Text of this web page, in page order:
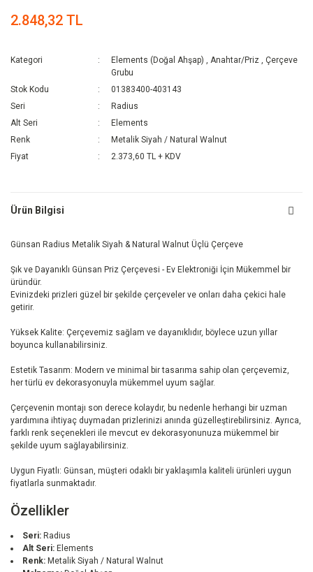
2.848,32 TL
Kategori Elements (Doğal Ahşap) ,Anahtar/Priz ,Çerçeve
Grubu
Stok Kodu
01383400-403143
Seri
Radius
Alt Seri
Elements
Renk
Metalik Siyah / Natural Walnut
Fiyat
2.373,60 TL + KDV
Ürün Bilgisi
Günsan Radius Metalik Siyah & Natural Walnut Üçlü Çerçeve
Şık ve Dayanıklı Günsan Priz Çerçevesi - Ev Elektroniği İçin Mükemmel bir
üründür.
Evinizdeki prizleri güzel bir şekilde çerçeveler ve onları daha çekici hale
getirir.
Yüksek Kalite: Çerçevemiz sağlam ve dayanıklıdır, böylece uzun yıllar
boyunca kullanabilirsiniz.
Estetik Tasarım: Modern ve minimal bir tasarıma sahip olan çerçevemiz,
her türlü ev dekorasyonuyla mükemmel uyum sağlar.
Çerçevenin montajı son derece kolaydır, bu nedenle herhangi bir uzman
yardımına ihtiyaç duymadan prizlerinizi anında güzelleştirebilirsiniz. Ayrıca,
farklı renk seçenekleri ile mevcut ev dekorasyonunuza mükemmel bir
şekilde uyum sağlayabilirsiniz.
Uygun Fiyatlı: Günsan, müşteri odaklı bir yaklaşımla kaliteli ürünleri uygun
fiyatlarla sunmaktadır.
Özellikler
Seri: Radius
Alt Seri: Elements
Renk: Metalik Siyah / Natural Walnut